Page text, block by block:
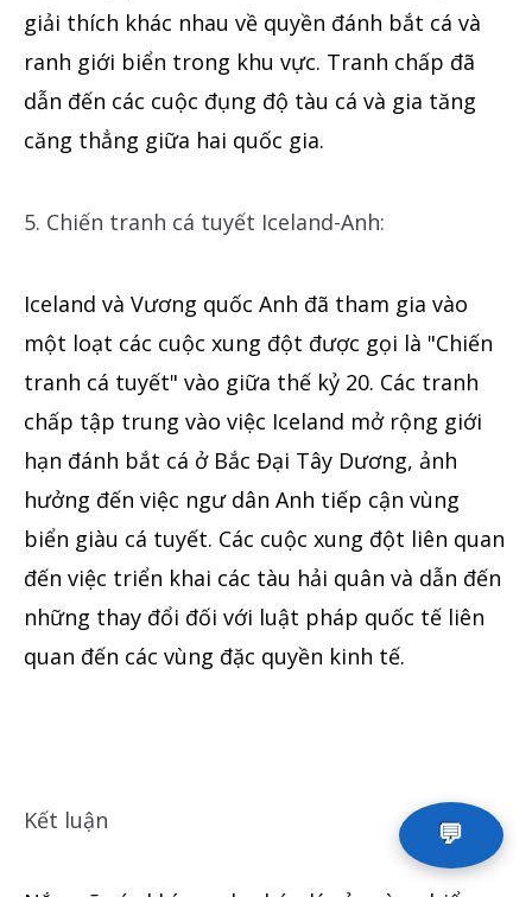
giải thích khác nhau về quyền đánh bắt cá và
ranh giới biển trong khu vực. Tranh chấp đã
dẫn đến các cuộc đụng độ tàu cá và gia tăng
căng thẳng giữa hai quốc gia.
5. Chiến tranh cá tuyết Iceland-Anh:
Iceland và Vương quốc Anh đã tham gia vào
một loạt các cuộc xung đột được gọi là "Chiến
tranh cá tuyết" vào giữa thế kỷ 20. Các tranh
chấp tập trung vào việc Iceland mở rộng giới
hạn đánh bắt cá ở Bắc Đại Tây Dương, ảnh
hưởng đến việc ngư dân Anh tiếp cận vùng
biển giàu cá tuyết. Các cuộc xung đột liên quan
đến việc triển khai các tàu hải quân và dẫn đến
những thay đổi đối với luật pháp quốc tế liên
quan đến các vùng đặc quyền kinh tế.
Kết luận 💬